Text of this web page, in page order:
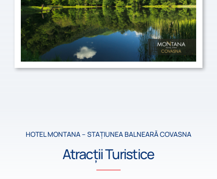
HOTEL MONTANA – STAȚIUNEA BALNEARĂ COVASNA
Atracții Turistice